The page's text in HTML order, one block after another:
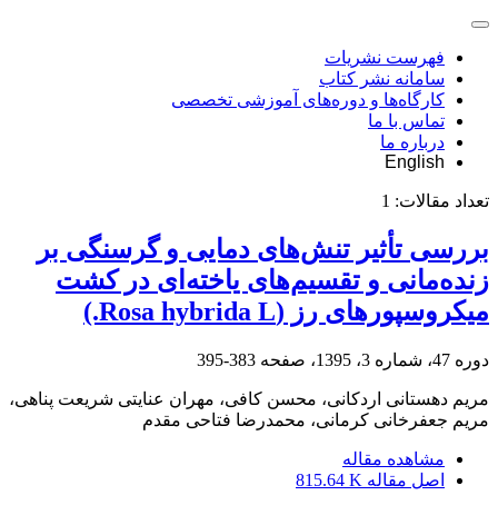
فهرست نشریات
سامانه نشر کتاب
کارگاه‌ها و دوره‌های آموزشی تخصصی
تماس با ما
درباره ما
English
تعداد مقالات: 1
بررسی تأثیر تنش‌های دمایی و گرسنگی بر
زنده‌مانی و تقسیم‌های یاخته‌ای در کشت
میکروسپورهای رز (Rosa hybrida L.)
دوره 47، شماره 3، 1395، صفحه 383-395
مریم دهستانی اردکانی، محسن کافی، مهران عنایتی شریعت پناهی،
مریم جعفرخانی کرمانی، محمدرضا فتاحی مقدم
مشاهده مقاله
اصل مقاله 815.64 K